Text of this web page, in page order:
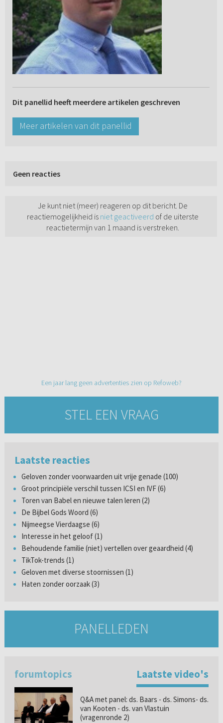
Dit panellid heeft meerdere artikelen geschreven
Meer artikelen van dit panellid
Geen reacties
Je kunt niet (meer) reageren op dit bericht. De
reactiemogelijkheid is niet geactiveerd of de uiterste
reactietermijn van 1 maand is verstreken.
Een jaar lang geen advertenties zien op Refoweb?
STEL EEN VRAAG
Laatste reacties
Geloven zonder voorwaarden uit vrije genade (100)
Groot principiële verschil tussen ICSI en IVF (6)
Toren van Babel en nieuwe talen leren (2)
De Bijbel Gods Woord (6)
Nijmeegse Vierdaagse (6)
Interesse in het geloof (1)
Behoudende familie (niet) vertellen over geaardheid (4)
TikTok-trends (1)
Geloven met diverse stoornissen (1)
Haten zonder oorzaak (3)
PANELLEDEN
forumtopics Laatste video's
Q&A met panel: ds. Baars - ds. Simons- ds.
van Kooten - ds. van Vlastuin
(vragenronde 2)